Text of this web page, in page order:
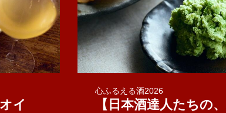
イ
心ふるえる酒2026
【日本酒達人たちの